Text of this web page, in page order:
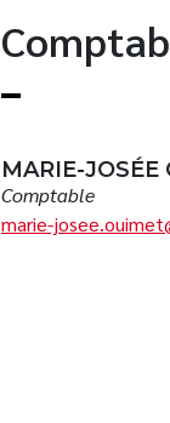
MARIE-JOSÉE
Comptable
marie-